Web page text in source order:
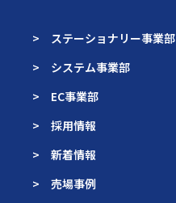
> ステーショナリー事業部
> システム事業部
> EC事業部
> 採用情報
> 新着情報
> 売場事例